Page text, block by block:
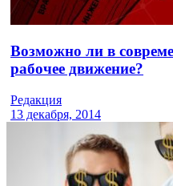
Возможно ли в
рабочее движение?
Редакция
13 декабря, 2014